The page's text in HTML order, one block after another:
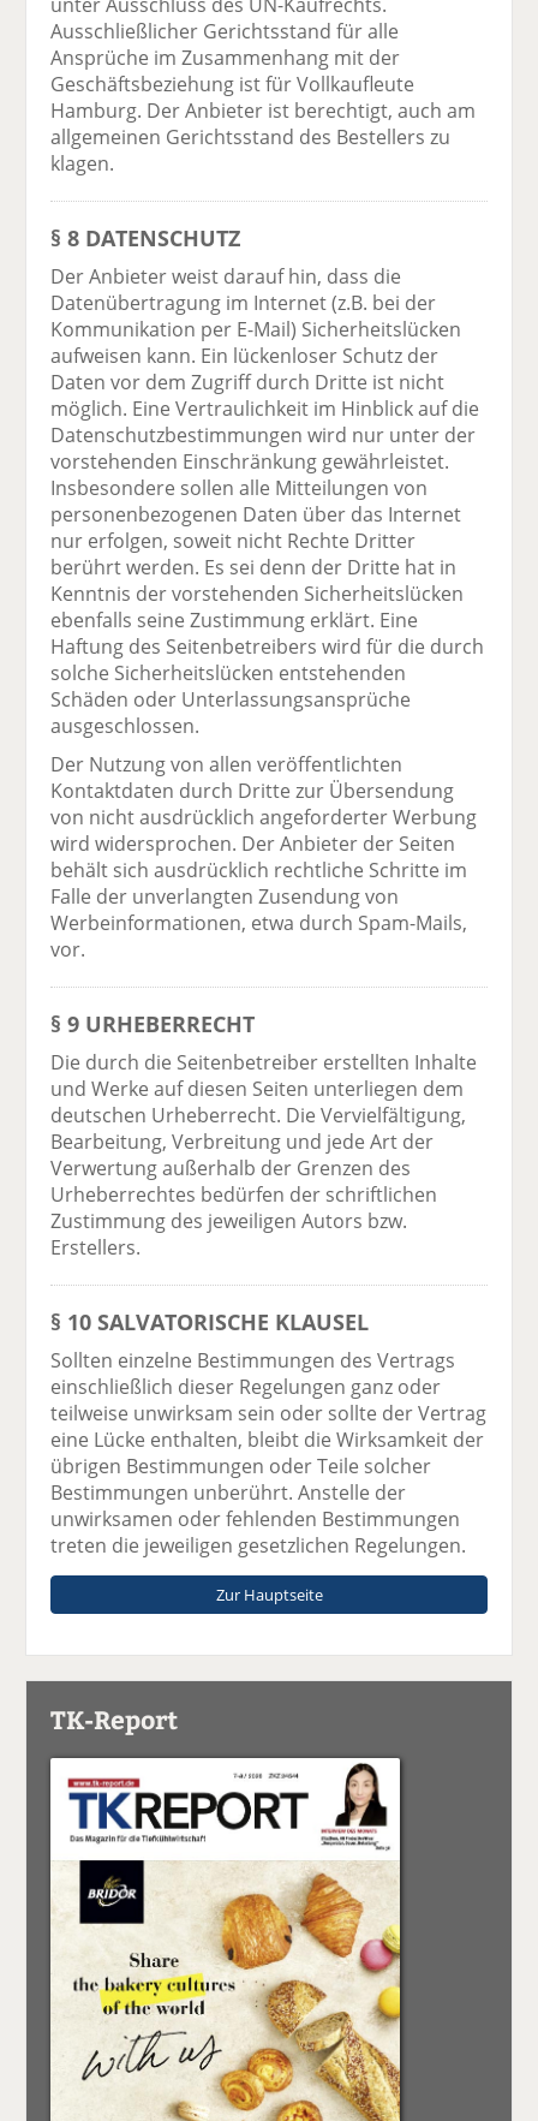
Ausschließlicher Gerichtsstand für alle
Ansprüche im Zusammenhang mit der
Geschäftsbeziehung ist für Vollkaufleute
Hamburg. Der Anbieter ist berechtigt, auch am
allgemeinen Gerichtsstand des Bestellers zu
klagen.
§ 8 DATENSCHUTZ
Der Anbieter weist darauf hin, dass die
Datenübertragung im Internet (z.B. bei der
Kommunikation per E-Mail) Sicherheitslücken
aufweisen kann. Ein lückenloser Schutz der
Daten vor dem Zugriff durch Dritte ist nicht
möglich. Eine Vertraulichkeit im Hinblick auf die
Datenschutzbestimmungen wird nur unter der
vorstehenden Einschränkung gewährleistet.
Insbesondere sollen alle Mitteilungen von
personenbezogenen Daten über das Internet
nur erfolgen, soweit nicht Rechte Dritter
berührt werden. Es sei denn der Dritte hat in
Kenntnis der vorstehenden Sicherheitslücken
ebenfalls seine Zustimmung erklärt. Eine
Haftung des Seitenbetreibers wird für die durch
solche Sicherheitslücken entstehenden
Schäden oder Unterlassungsansprüche
ausgeschlossen.
Der Nutzung von allen veröffentlichten
Kontaktdaten durch Dritte zur Übersendung
von nicht ausdrücklich angeforderter Werbung
wird widersprochen. Der Anbieter der Seiten
behält sich ausdrücklich rechtliche Schritte im
Falle der unverlangten Zusendung von
Werbeinformationen, etwa durch Spam-Mails,
vor.
§ 9 URHEBERRECHT
Die durch die Seitenbetreiber erstellten Inhalte
und Werke auf diesen Seiten unterliegen dem
deutschen Urheberrecht. Die Vervielfältigung,
Bearbeitung, Verbreitung und jede Art der
Verwertung außerhalb der Grenzen des
Urheberrechtes bedürfen der schriftlichen
Zustimmung des jeweiligen Autors bzw.
Erstellers.
§ 10 SALVATORISCHE KLAUSEL
Sollten einzelne Bestimmungen des Vertrags
einschließlich dieser Regelungen ganz oder
teilweise unwirksam sein oder sollte der Vertrag
eine Lücke enthalten, bleibt die Wirksamkeit der
übrigen Bestimmungen oder Teile solcher
Bestimmungen unberührt. Anstelle der
unwirksamen oder fehlenden Bestimmungen
treten die jeweiligen gesetzlichen Regelungen.
Zur Hauptseite
TK-Report